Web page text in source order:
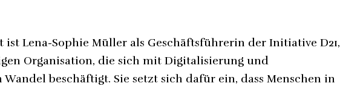
ist Lena-Sophie Müller als Geschäftsführerin der Initiative D21,
Organisation, die sich mit Digitalisierung und
beschäftigt. Sie setzt sich dafür ein, dass Menschen in